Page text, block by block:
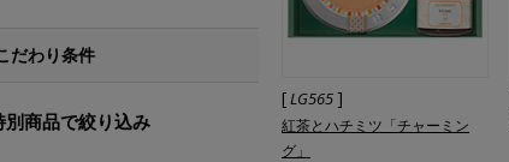
[LG565 ]
紅茶とハチミツ「チャーミン
グ」
だわり条件
別商品で絞り込み